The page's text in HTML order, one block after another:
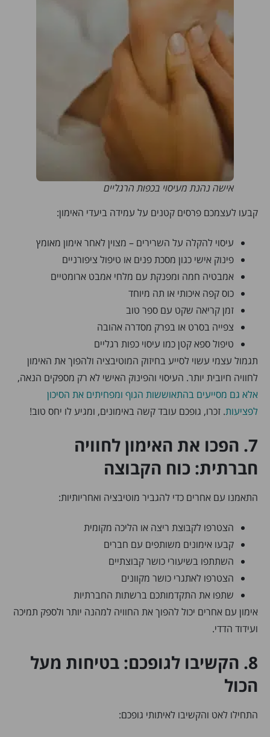
אישה נהנת מעיסוי בכפות הרגליים
קבעו לעצמכם פרסים קטנים על עמידה ביעדי האימון:
עיסוי להקלה על השרירים – מצוין לאחר אימון מאומץ
פינוק אישי כגון מסכת פנים או טיפול ציפורניים
אמבטיה חמה ומפנקת עם מלחי אמבט ארומטיים
כוס קפה איכותי או תה מיוחד
זמן קריאה שקט עם ספר טוב
צפייה בסרט או בפרק מסדרה אהובה
טיפול ספא קטן כמו עיסוי כפות רגליים
תגמול עצמי עשוי לסייע בחיזוק המוטיבציה ולהפוך את האימון
לחוויה חיובית יותר. העיסוי והפינוק האישי לא רק מספקים הנאה,
אלא גם מסייעים בהתאוששות הגוף ומפחיתים את הסיכון
לפציעות. זכרו, גופכם עובד קשה באימונים, ומגיע לו יחס טוב!
7. הפכו את האימון לחוויה
חברתית: כוח הקבוצה
התאמנו עם אחרים כדי להגביר מוטיבציה ואחריותיות:
הצטרפו לקבוצת ריצה או הליכה מקומית
קבעו אימונים משותפים עם חברים
השתתפו בשיעורי כושר קבוצתיים
הצטרפו לאתגרי כושר מקוונים
שתפו את התקדמותכם ברשתות החברתיות
אימון עם אחרים יכול להפוך את החוויה למהנה יותר ולספק תמיכה
ועידוד הדדי.
8. הקשיבו לגופכם: בטיחות מעל
הכול
התחילו לאט והקשיבו לאיתותי גופכם: